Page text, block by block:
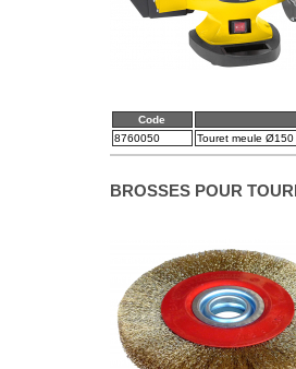
Code
8760050
Touret meule
BROSSES POUR